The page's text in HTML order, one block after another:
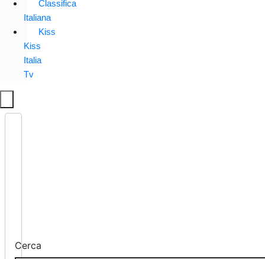
Classifica
Italiana
Kiss
Kiss
Italia
Tv
Cerca